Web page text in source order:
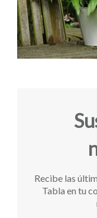
Recibe las
Tabla en tu